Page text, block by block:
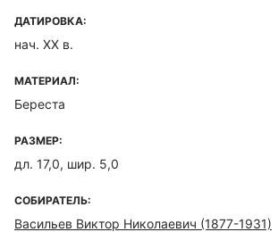
ДАТИРОВКА:
нач. ХХ в.
МАТЕРИАЛ:
Береста
РАЗМЕР:
дл. 17,0, шир. 5,0
СОБИРАТЕЛЬ:
Васильев Виктор Николаевич (1877-1931)